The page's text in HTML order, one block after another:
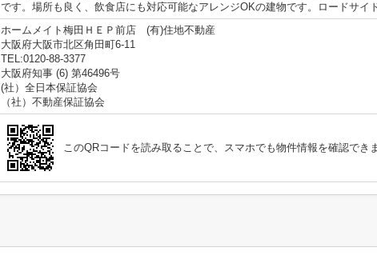
です。場所も良く、飲食店にも対応可能なアレンジOKの建物です。ロードサイ
ホームメイト梅田ＨＥＰ前店 (有)住地不動産
大阪府大阪市北区角田町6-11
TEL:0120-88-3377
大阪府知事 (6) 第46496号
(社）全日本保証協会
（社）不動産保証協会
このQRコードを読み取ることで、スマホでも物件情報を確認でき